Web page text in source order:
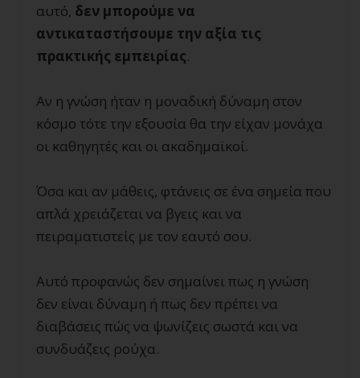
αυτό, δεν μπορούμε να
αντικαταστήσουμε την αξία τις
πρακτικής εμπειρίας.
Αν η γνώση ήταν η μοναδική δύναμη στον
κόσμο τότε την εξουσία θα την είχαν μονάχα
οι καθηγητές και οι ακαδημαϊκοί.
Όσα και αν μάθεις, φτάνεις σε ένα σημεία που
απλά χρειάζεται να βγεις και να
πειραματιστείς με τον εαυτό σου.
Αυτό προφανώς δεν σημαίνει πως η γνώση
δεν είναι δύναμη ή πως δεν πρέπει να
διαβάσεις πώς να ψωνίζεις σωστά και να
συνδυάζεις ρούχα.